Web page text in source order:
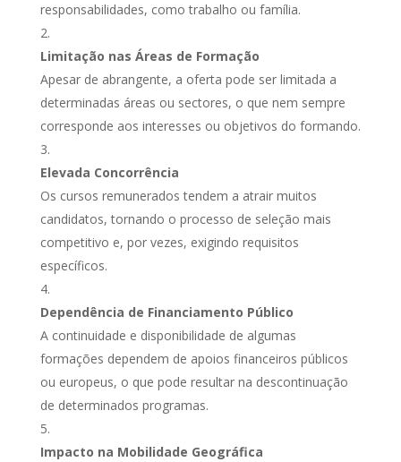
responsabilidades, como trabalho ou família.
Limitação nas Áreas de Formação
Apesar de abrangente, a oferta pode ser limitada a
determinadas áreas ou sectores, o que nem sempre
corresponde aos interesses ou objetivos do formando.
Elevada Concorrência
Os cursos remunerados tendem a atrair muitos
candidatos, tornando o processo de seleção mais
competitivo e, por vezes, exigindo requisitos
específicos.
Dependência de Financiamento Público
A continuidade e disponibilidade de algumas
formações dependem de apoios financeiros públicos
ou europeus, o que pode resultar na descontinuação
de determinados programas.
Impacto na Mobilidade Geográfica